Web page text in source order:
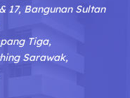
17, Bangunan Sultan
Tiga,
Sarawak,